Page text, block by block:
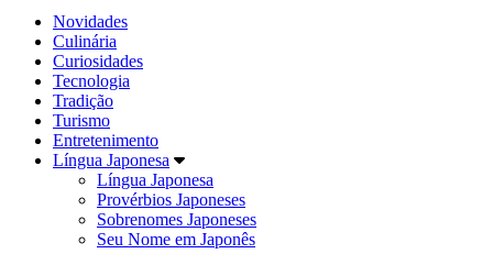
Novidades
Culinária
Curiosidades
Tecnologia
Tradição
Turismo
Entretenimento
Língua Japonesa
Língua Japonesa
Provérbios Japoneses
Sobrenomes Japoneses
Seu Nome em Japonês